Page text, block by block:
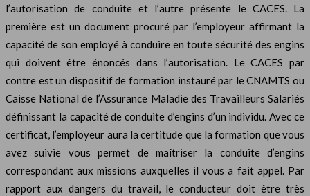
l’autorisation de conduite et l’autre présente le CACES. La
première est un document procuré par l’employeur affirmant la
capacité de son employé à conduire en toute sécurité des engins
qui doivent être énoncés dans l’autorisation. Le CACES par
contre est un dispositif de formation instauré par le CNAMTS ou
Caisse National de l’Assurance Maladie des Travailleurs Salariés
définissant la capacité de conduite d’engins d’un individu. Avec ce
certificat, l’employeur aura la certitude que la formation que vous
avez suivie vous permet de maîtriser la conduite d’engins
correspondant aux missions auxquelles il vous a fait appel. Par
rapport aux dangers du travail, le conducteur doit être très